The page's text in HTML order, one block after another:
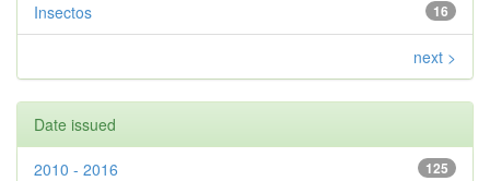
16
Insectos
next >
Date issued
125
2010 - 2016